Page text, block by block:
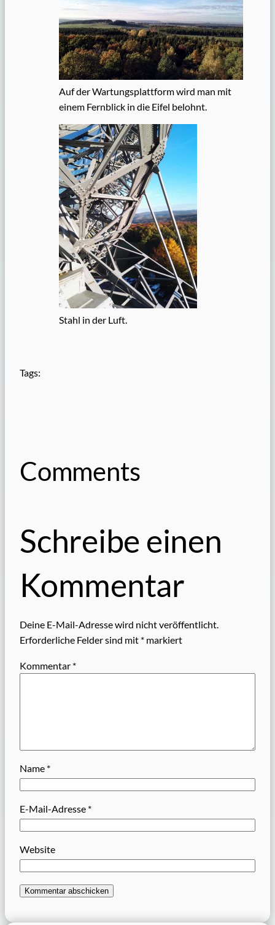
Auf der Wartungsplattform wird man mit
einem Fernblick in die Eifel belohnt.
Stahl in der Luft.
Tags:
Comments
Schreibe einen
Kommentar
Deine E-Mail-Adresse wird nicht veröffentlicht.
Erforderliche Felder sind mit * markiert
Kommentar *
Name *
E-Mail-Adresse *
Website